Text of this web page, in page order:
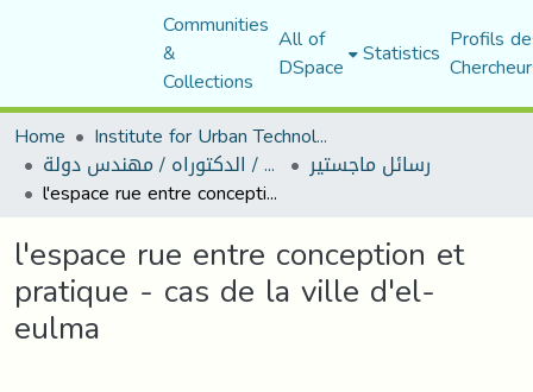
Communities
&
Collections
All of
DSpace Statistics Profils
Home
Institute for Urban Technology Management
رسائل ماجستير / الدكتوراه / مهندس دولة رسائل ماجستير
l'espace rue entre conception et pratique - cas de la ville d'el-eulma
l'espace rue entre conception et
pratique - cas de la ville d'el-
eulma